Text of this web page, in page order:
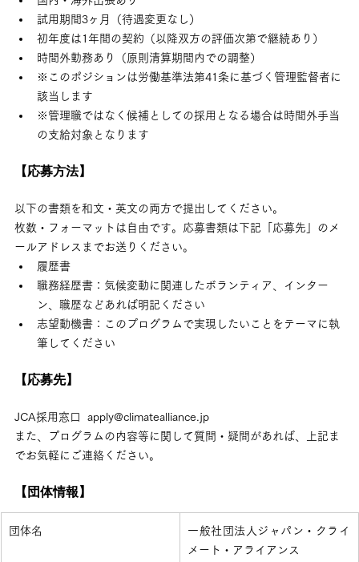
試用期間3ヶ月（待遇変更なし）
初年度は1年間の契約（以降双方の評価次第で継続あり）
時間外勤務あり（原則清算期間内での調整）
※このポジションは労働基準法第41条に基づく管理監督者に
該当します
※管理職ではなく候補としての採用となる場合は時間外手当
の支給対象となります
【応募方法】
以下の書類を和文・英文の両方で提出してください。
枚数・フォーマットは自由です。応募書類は下記「応募先」のメ
ールアドレスまでお送りください。
履歴書
職務経歴書：気候変動に関連したボランティア、インター
ン、職歴などあれば明記ください
志望動機書：このプログラムで実現したいことをテーマに執
筆してください
【応募先】
JCA採用窓口  apply@climatealliance.jp
また、プログラムの内容等に関して質問・疑問があれば、上記ま
でお気軽にご連絡ください。
【団体情報】
​団体名
​一般社団法人ジャパン・クライ
メート・アライアンス